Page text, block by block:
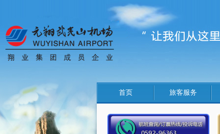
首页 旅客服务